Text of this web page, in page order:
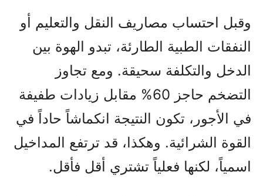
وقبل احتساب مصاريف النقل والتعليم أو
النفقات الطبية الطارئة، تبدو الهوة بين
الدخل والتكلفة سحيقة. ومع تجاوز
التضخم حاجز 60% مقابل زيادات طفيفة
في الأجور، تكون النتيجة انكماشاً حاداً في
القوة الشرائية. وهكذا، قد ترتفع المداخيل
اسمياً، لكنها فعلياً تشتري أقل فأقل.